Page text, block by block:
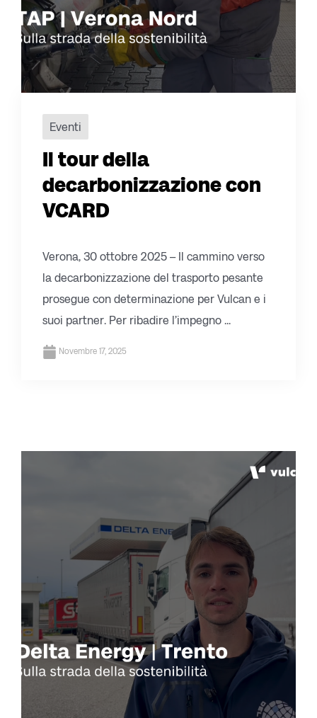
Eventi
Il tour della
decarbonizzazione con
VCARD
Verona, 30 ottobre 2025 – Il cammino verso
la decarbonizzazione del trasporto pesante
prosegue con determinazione per Vulcan e i
suoi partner. Per ribadire l’impegno ...
Novembre 17, 2025